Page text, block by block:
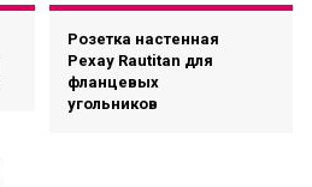
Розетка настенная
Рехау Rautitan для
фланцевых
угольников